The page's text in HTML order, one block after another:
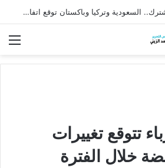
اتفاق مكة للدفاع المشترك.. السعودية وتركيا وباكستان توقع اتفاقية دفاعية تاريخية
تتوقع تغييرات
خلال الفترة